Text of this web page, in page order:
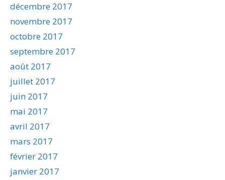
décembre 2017
novembre 2017
octobre 2017
septembre 2017
août 2017
juillet 2017
juin 2017
mai 2017
avril 2017
mars 2017
février 2017
janvier 2017